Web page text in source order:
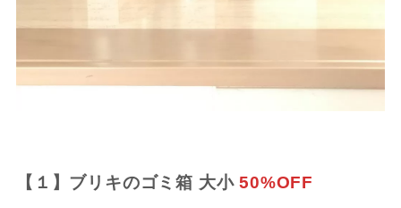
【１】ブリキのゴミ箱 大小50%OFF